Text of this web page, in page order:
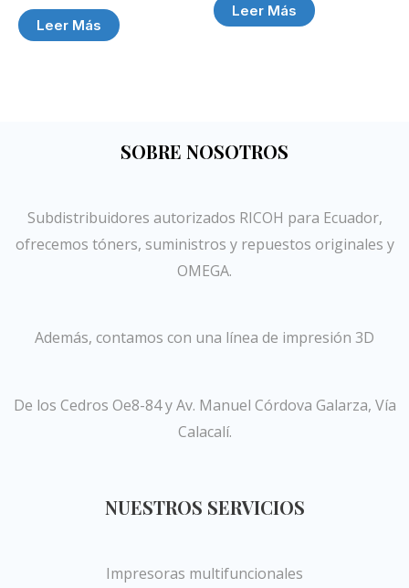
Leer Más
Leer Más
SOBRE NOSOTROS
Subdistribuidores autorizados RICOH para Ecuador,
ofrecemos tóners, suministros y repuestos originales y
OMEGA.
Además, contamos con una línea de impresión 3D
De los Cedros Oe8-84 y Av. Manuel Córdova Galarza, Vía
Calacalí.
NUESTROS SERVICIOS
Impresoras multifuncionales